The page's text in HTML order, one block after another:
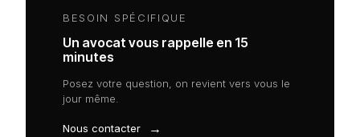
BESOIN SPÉCIFIQUE
Un avocat vous rappelle en 15
minutes
Posez votre question, on revient vers vous le
jour même.
Nous contacter →